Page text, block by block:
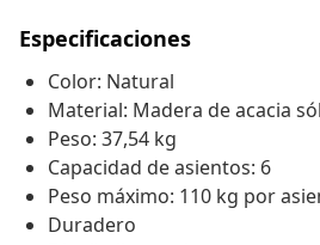
Especificaciones
Color: Natural
Material: Madera de acacia
Peso: 37,54 kg
Capacidad de asientos: 6
Peso máximo: 110 kg por
Duradero